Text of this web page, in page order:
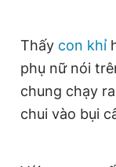
Phó tổng biên
Tổng thư ký tòa
Giấy phép xuất
© 2003-2026 Bản
chép dưới mọi
bản. Phát triển bởi
Thấy con khỉ
phụ nữ nói
chung chạy
chui vào bụi